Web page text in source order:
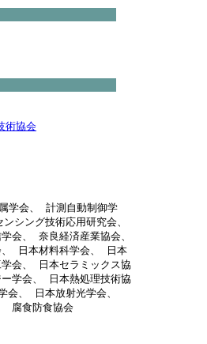
術協会
学会、 計測自動制御学
シング技術応用研究会、
会、 奈良経済産業協会、
日本材料科学会、 日本
会、 日本セラミックス協
学会、 日本熱処理技術協
、 日本放射光学会、
腐食防食協会